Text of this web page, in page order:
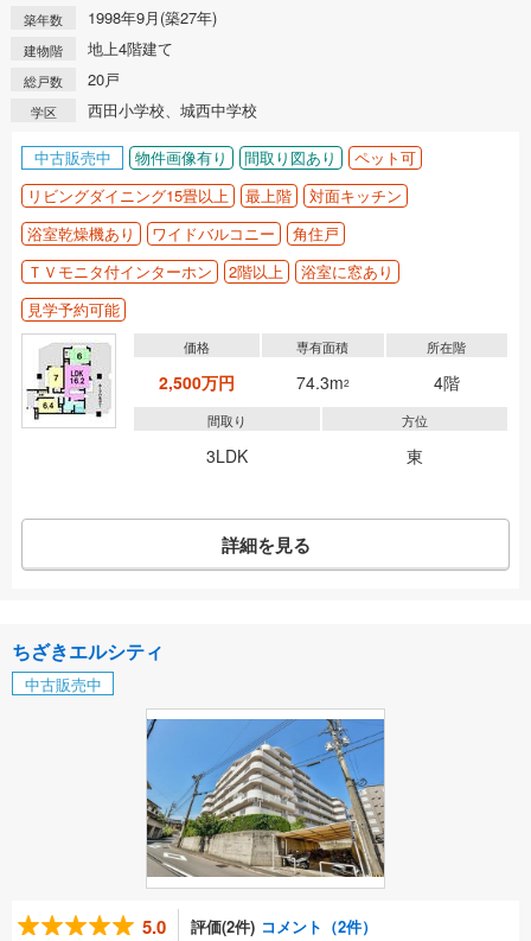
築年数 1998年9月(築27年)
建物階 地上4階建て
総戸数 20戸
学区 西田小学校、城西中学校
中古販売中 物件画像有り 間取り図あり
ペット可
リビングダイニング15畳以上
最上階
対面キッチン
浴室乾燥機あり
ワイドバルコニー
角住戸
ＴＶモニタ付インターホン
2階以上
浴室に窓あり
見学予約可能
価格
2,500万円
専有面積
74.3m2
所在階
4階
間取り
3LDK
方位
東
詳細を見る
ちざきエルシティ
中古販売中
5.0 評価(2件) コメント（2件）